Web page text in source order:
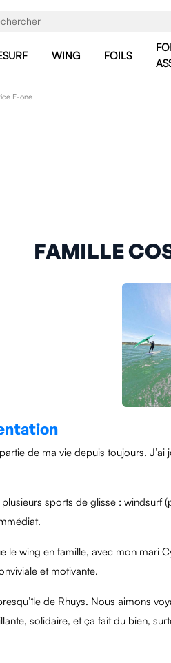
WING FOILS
F-one
FAMILLE
de ma vie depuis toujours.
sports de glisse :
le wing en famille, avec mon mari
et motivante.
de Rhuys. Nous aimons
solidaire, et ça fait du bien,